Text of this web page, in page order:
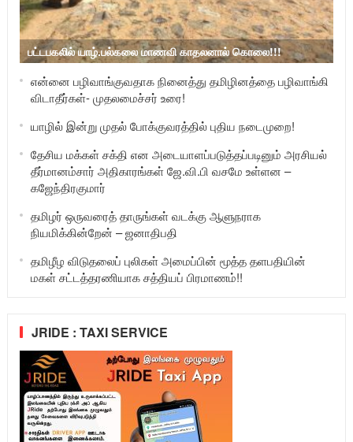
பட்டபகலில் யாழ்.பல்கலை மாணவி காதலனால் கொலை!!!
என்னை பழிவாங்குவதாக நினைத்து தமிழினத்தை பழிவாங்கி
விடாதீர்கள்- முதலமைச்சர் உரை!
யாழில் இன்று முதல் போக்குவரத்தில் புதிய நடைமுறை!
தேசிய மக்கள் சக்தி என அடையாளப்படுத்தப்படினும் அரசியல்
தீர்மானம்சார் அதிகாரங்கள் ஜே.வி.பி வசமே உள்ளன –
கஜேந்திரகுமார்
தமிழர் ஒருவரைத் தாருங்கள் வடக்கு ஆளுநராக
நியமிக்கின்றேன் – ஜனாதிபதி
தமிழீழ விடுதலைப் புலிகள் அமைப்பின் மூத்த தளபதியின்
மகள் சட்டத்தரணியாக சத்தியப் பிரமாணம்!!
JRIDE : TAXI SERVICE